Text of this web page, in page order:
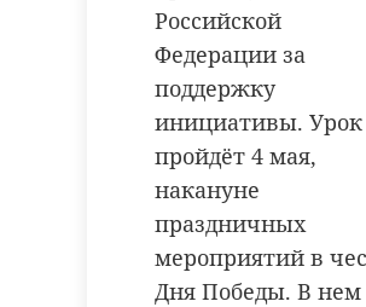
Российской
Федерации за
поддержку
инициативы. Урок
пройдёт 4 мая,
накануне
праздничных
мероприятий в
Дня Победы. В нем
!видео
Поделиться статьей: